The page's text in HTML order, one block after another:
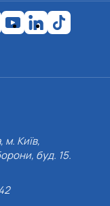
м. Київ,
буд. 15.